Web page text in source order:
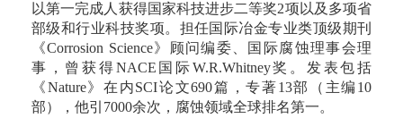
以第一完成人获得国家科技进步二等奖2项以及多项省
部级和行业科技奖项。担任国际冶金专业类顶级期刊
《Corrosion Science》顾问编委、国际腐蚀理事会理
事，曾获得NACE国际W.R.Whitney奖。发表包括
《Nature》在内SCI论文690篇，专著13部（主编10
部），他引7000余次，腐蚀领域全球排名第一。